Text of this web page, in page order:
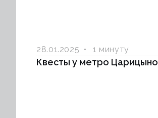
28.01.2025 1 минуту
Квесты у метро Царицыно